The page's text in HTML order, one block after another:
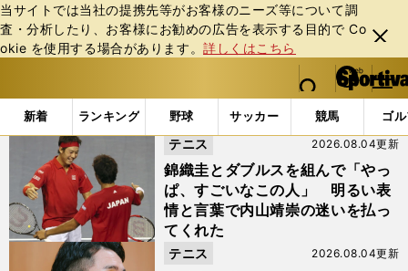
当サイトでは当社の提携先等がお客様のニーズ等について調
査・分析したり、お客様にお勧めの広告を表⽰する⽬的で Co
okie を使⽤する場合があります。詳しくはこちら
閉じ
る
web Sportiva (webスポルティーバ)
検索
マイペ
ー
ジ
メニュ
新着 ランキング 野球 サッカー 競馬 ゴ
b
ス
テ
ィ
ー
バ
「#IMGアカデミー」の最新ニュース・ 情報
錦織圭とダブルスを組んで「やっ
ぱ、すごいなこの人」 明るい表
情と言葉で内山靖崇の迷いを払っ
てくれた
2026.08.04更新
テニス
2026.08.04更新
テニス